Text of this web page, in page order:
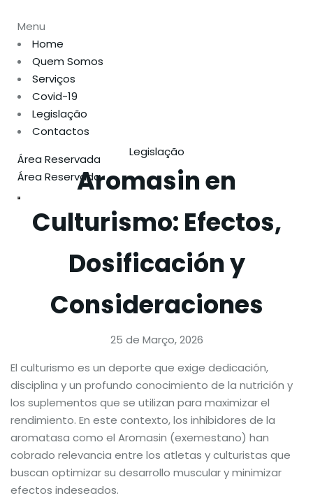
Menu
Home
Quem Somos
Serviços
Covid-19
Legislação
Contactos
Área Reservada
Área Reservada
Legislação
Aromasin en
Culturismo: Efectos,
Dosificación y
Consideraciones
25 de Março, 2026
El culturismo es un deporte que exige dedicación,
disciplina y un profundo conocimiento de la nutrición y
los suplementos que se utilizan para maximizar el
rendimiento. En este contexto, los inhibidores de la
aromatasa como el Aromasin (exemestano) han
cobrado relevancia entre los atletas y culturistas que
buscan optimizar su desarrollo muscular y minimizar
efectos indeseados.